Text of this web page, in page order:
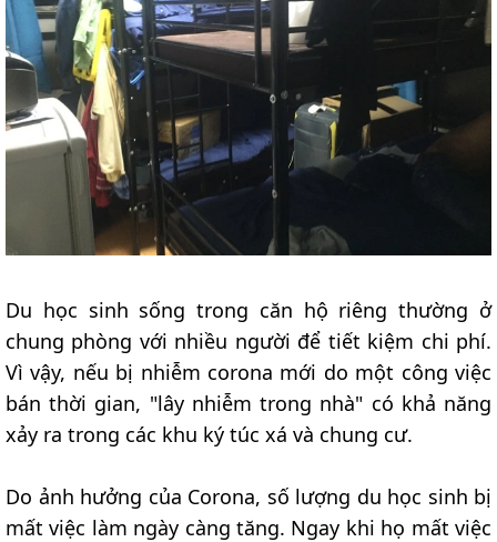
Du học sinh sống trong căn hộ riêng thường ở
chung phòng với nhiều người để tiết kiệm chi phí.
Vì vậy, nếu bị nhiễm corona mới do một công việc
bán thời gian, "lây nhiễm trong nhà" có khả năng
xảy ra trong các khu ký túc xá và chung cư.
Do ảnh hưởng của Corona, số lượng du học sinh bị
mất việc làm ngày càng tăng. Ngay khi họ mất việc